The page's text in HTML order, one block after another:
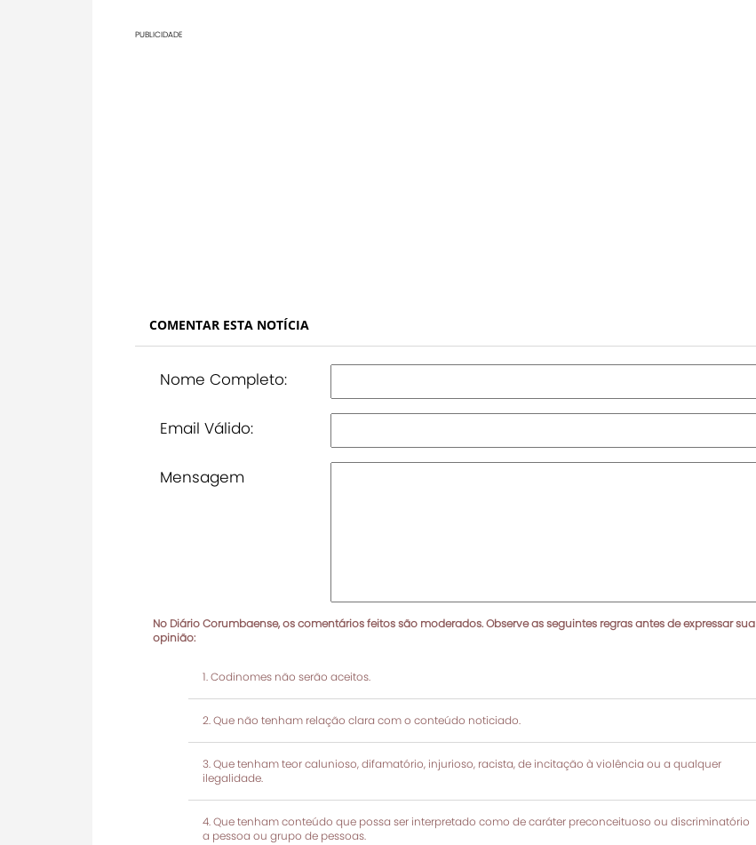
PUBLICIDADE
COMENTAR ESTA NOTÍCIA
Nome Completo:
Email Válido:
Mensagem
No Diário Corumbaense, os comentários feitos são moderados. Observe as seguintes regras antes de expressar sua
opinião:
Codinomes não serão aceitos.
Que não tenham relação clara com o conteúdo noticiado.
Que tenham teor calunioso, difamatório, injurioso, racista, de incitação à violência ou a qualquer
ilegalidade.
Que tenham conteúdo que possa ser interpretado como de caráter preconceituoso ou discriminatório
a pessoa ou grupo de pessoas.